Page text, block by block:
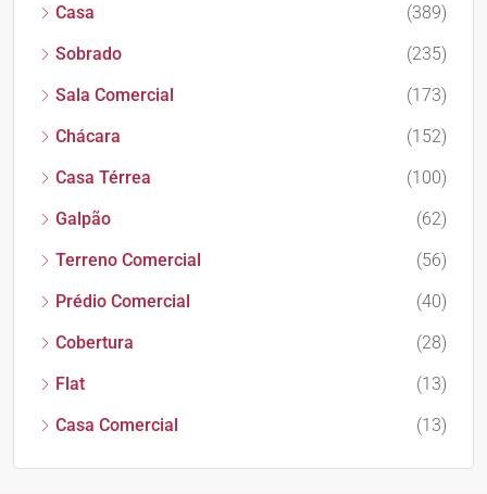
Casa
(389)
Sobrado
(235)
Sala Comercial
(173)
Chácara
(152)
Casa Térrea
(100)
Galpão
(62)
Terreno Comercial
(56)
Prédio Comercial
(40)
Cobertura
(28)
Flat
(13)
Casa Comercial
(13)